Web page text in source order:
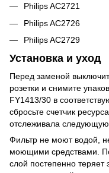
Philips AC2721
Philips AC2726
Philips AC2729
Установка и уход
Перед заменой
розетки и снимите
FY1413/30 в
сбросьте счетчик
отслеживала следующую
Фильтр не моют водой,
моющими средствами.
слой постепенно